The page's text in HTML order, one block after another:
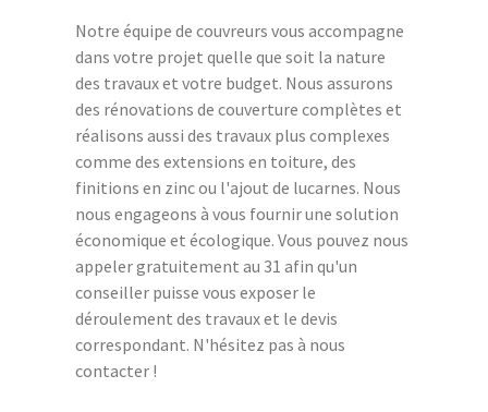
Notre équipe de couvreurs vous accompagne
dans votre projet quelle que soit la nature
des travaux et votre budget. Nous assurons
des rénovations de couverture complètes et
réalisons aussi des travaux plus complexes
comme des extensions en toiture, des
finitions en zinc ou l'ajout de lucarnes. Nous
nous engageons à vous fournir une solution
économique et écologique. Vous pouvez nous
appeler gratuitement au 31 afin qu'un
conseiller puisse vous exposer le
déroulement des travaux et le devis
correspondant. N'hésitez pas à nous
contacter !